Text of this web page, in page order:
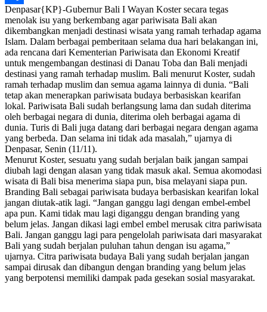
Share
Denpasar{KP}-Gubernur Bali I Wayan Koster secara tegas
menolak isu yang berkembang agar pariwisata Bali akan
dikembangkan menjadi destinasi wisata yang ramah terhadap agama
Islam. Dalam berbagai pemberitaan selama dua hari belakangan ini,
ada rencana dari Kementerian Pariwisata dan Ekonomi Kreatif
untuk mengembangan destinasi di Danau Toba dan Bali menjadi
destinasi yang ramah terhadap muslim. Bali menurut Koster, sudah
ramah terhadap muslim dan semua agama lainnya di dunia. “Bali
tetap akan menerapkan pariwisata budaya berbasiskan kearifan
lokal. Pariwisata Bali sudah berlangsung lama dan sudah diterima
oleh berbagai negara di dunia, diterima oleh berbagai agama di
dunia. Turis di Bali juga datang dari berbagai negara dengan agama
yang berbeda. Dan selama ini tidak ada masalah,” ujarnya di
Denpasar, Senin (11/11).
Menurut Koster, sesuatu yang sudah berjalan baik jangan sampai
diubah lagi dengan alasan yang tidak masuk akal. Semua akomodasi
wisata di Bali bisa menerima siapa pun, bisa melayani siapa pun.
Branding Bali sebagai pariwisata budaya berbasiskan kearifan lokal
jangan diutak-atik lagi. “Jangan ganggu lagi dengan embel-embel
apa pun. Kami tidak mau lagi diganggu dengan branding yang
belum jelas. Jangan dikasi lagi embel embel merusak citra pariwisata
Bali. Jangan ganggu lagi para pengelolah pariwisata dari masyarakat
Bali yang sudah berjalan puluhan tahun dengan isu agama,”
ujarnya. Citra pariwisata budaya Bali yang sudah berjalan jangan
sampai dirusak dan dibangun dengan branding yang belum jelas
yang berpotensi memiliki dampak pada gesekan sosial masyarakat.